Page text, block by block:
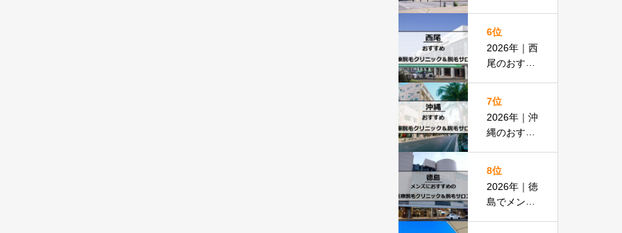
サロン全13
選
6位
2026年｜西
尾のおすす
＆脱毛サロ
ン全15選
7位
2026年｜沖
縄のおすす
ン全19選
8位
2026年｜徳
島でメンズ